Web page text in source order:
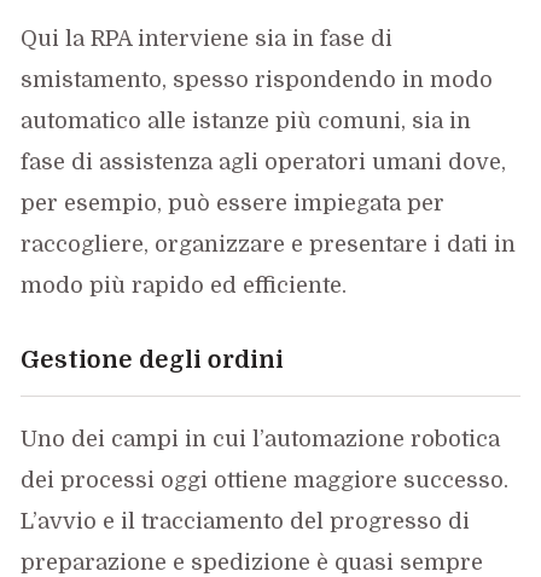
Qui la RPA interviene sia in fase di
smistamento, spesso rispondendo in modo
automatico alle istanze più comuni, sia in
fase di assistenza agli operatori umani dove,
per esempio, può essere impiegata per
raccogliere, organizzare e presentare i dati in
modo più rapido ed efficiente.
Gestione degli ordini
Uno dei campi in cui l’automazione robotica
dei processi oggi ottiene maggiore successo.
L’avvio e il tracciamento del progresso di
preparazione e spedizione è quasi sempre